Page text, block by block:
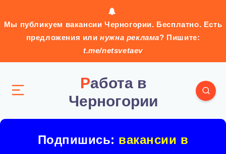
Мы публикуем вакансии Черногории. Бесплатно. Есть
предложения илинужна реклама? Пишите:
t.me/netsvetaev
Работа в
Черногории
Подпишись: вакансии в